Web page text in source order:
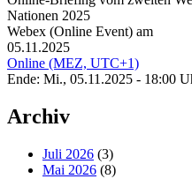
Nationen 2025
Webex (Online Event) am
05.11.2025
Online (MEZ, UTC+1)
Ende: Mi., 05.11.2025 - 18:00
Archiv
Juli 2026 (3)
Mai 2026 (8)